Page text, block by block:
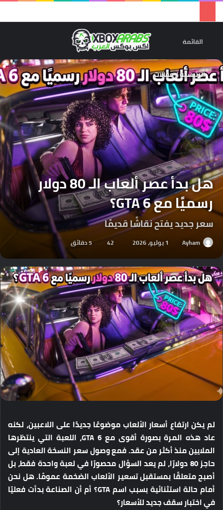
القائمة
الرئيسية/مقالات
هل بدأ عصر ألعاب الـ 80 دولار
رسميًا مع GTA 6؟
سعر جديد يفتح نقاشًا قديمًا
Ayham 1 يوليو، 2026 42
لم يكن ارتفاع أسعار الألعاب موضوعًا جديدًا على اللاعبين، لكنه
عاد هذه المرة بصورة أقوى مع GTA 6، اللعبة التي ينتظرها
الملايين منذ أكثر من عقد. فمع وصول سعر النسخة العادية إلى
حاجز 80 دولارًا، لم يعد السؤال محصورًا في لعبة واحدة فقط، بل
أصبح متعلقًا بمستقبل تسعير الألعاب الضخمة عمومًا. هل نحن
أمام حالة استثنائية بسبب اسم GTA؟ أم أن الصناعة بدأت فعليًا
في اختبار سقف جديد للأسعار؟